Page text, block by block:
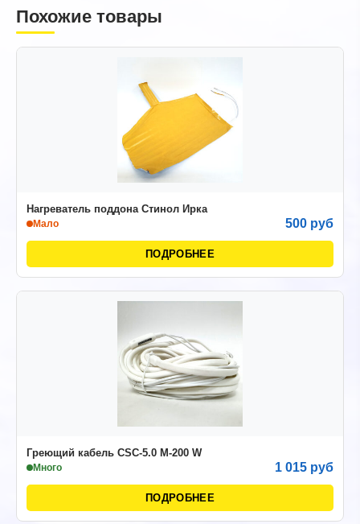
Похожие товары
Нагреватель поддона Стинол Ирка
Мало 500 руб
ПОДРОБНЕЕ
Греющий кабель CSC-5.0 M-200 W
Много 1 015 руб
ПОДРОБНЕЕ